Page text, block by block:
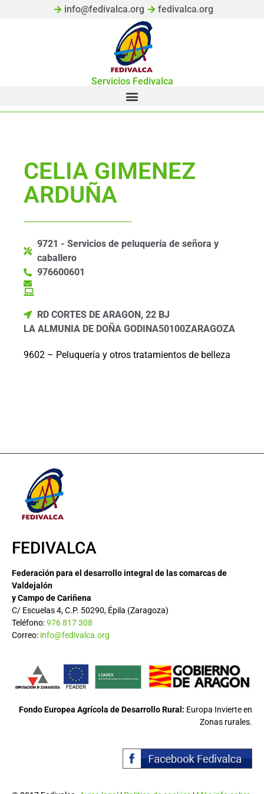
info@fedivalca.org fedivalca.org
Servicios Fedivalca
CELIA GIMENEZ
ARDUÑA
9721 - Servicios de peluquería de señora y
caballero
976600601
RD CORTES DE ARAGON, 22 BJ
LA ALMUNIA DE DOÑA GODINA50100ZARAGOZA
9602 – Peluquería y otros tratamientos de belleza
FEDIVALCA
Federación para el desarrollo integral de las comarcas de
Valdejalón
y Campo de Cariñena
C/ Escuelas 4, C.P. 50290, Épila (Zaragoza)
Teléfono:976 817 308
Correo: info@fedivalca.org
Fondo Europea Agrícola de Desarrollo Rural: Europa Invierte en
Zonas rurales.